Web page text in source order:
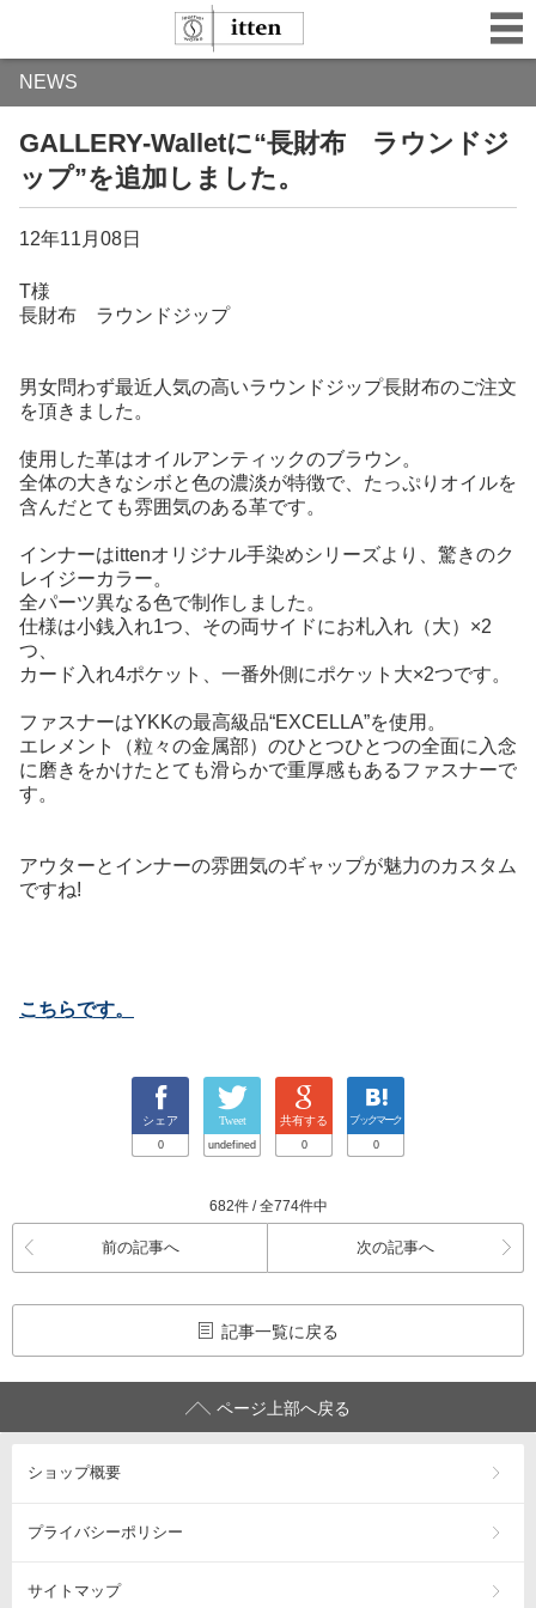
NEWS
GALLERY-Walletに“長財布 ラウンドジ
ップ”を追加しました。
12年11月08日
T様
長財布 ラウンドジップ
男女問わず最近人気の高いラウンドジップ長財布のご注文
を頂きました。
使用した革はオイルアンティックのブラウン。
全体の大きなシボと色の濃淡が特徴で、たっぷりオイルを
含んだとても雰囲気のある革です。
インナーはittenオリジナル手染めシリーズより、驚きのク
レイジーカラー。
全パーツ異なる色で制作しました。
仕様は小銭入れ1つ、その両サイドにお札入れ（大）×2
つ、
カード入れ4ポケット、一番外側にポケット大×2つです。
ファスナーはYKKの最高級品“EXCELLA”を使用。
エレメント（粒々の金属部）のひとつひとつの全面に入念
に磨きをかけたとても滑らかで重厚感もあるファスナーで
す。
アウターとインナーの雰囲気のギャップが魅力のカスタム
ですね!
こちらです。
シェア
0
Tweet
undefined
共有する
0
ブックマーク
0
682件 / 全774件中
前の記事へ 次の記事へ
記事一覧に戻る
ページ上部へ戻る
ショップ概要
プライバシーポリシー
サイトマップ